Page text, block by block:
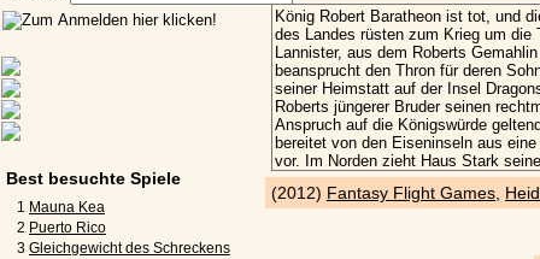
Best besuchte Spiele
1 Mauna Kea
2 Puerto Rico
3 Gleichgewicht des Schreckens
(2012) Fantasy Flight Games